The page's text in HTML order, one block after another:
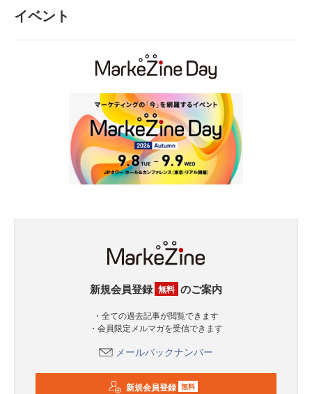
イベント
新規会員登録 無料 のご案内
・全ての過去記事が閲覧できます
・会員限定メルマガを受信できます
メールバックナンバー
新規会員登録 無料